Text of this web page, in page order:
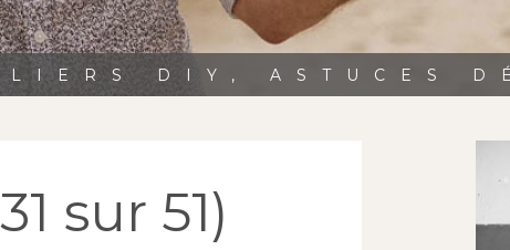
DIY, ASTUCES
sur 51)